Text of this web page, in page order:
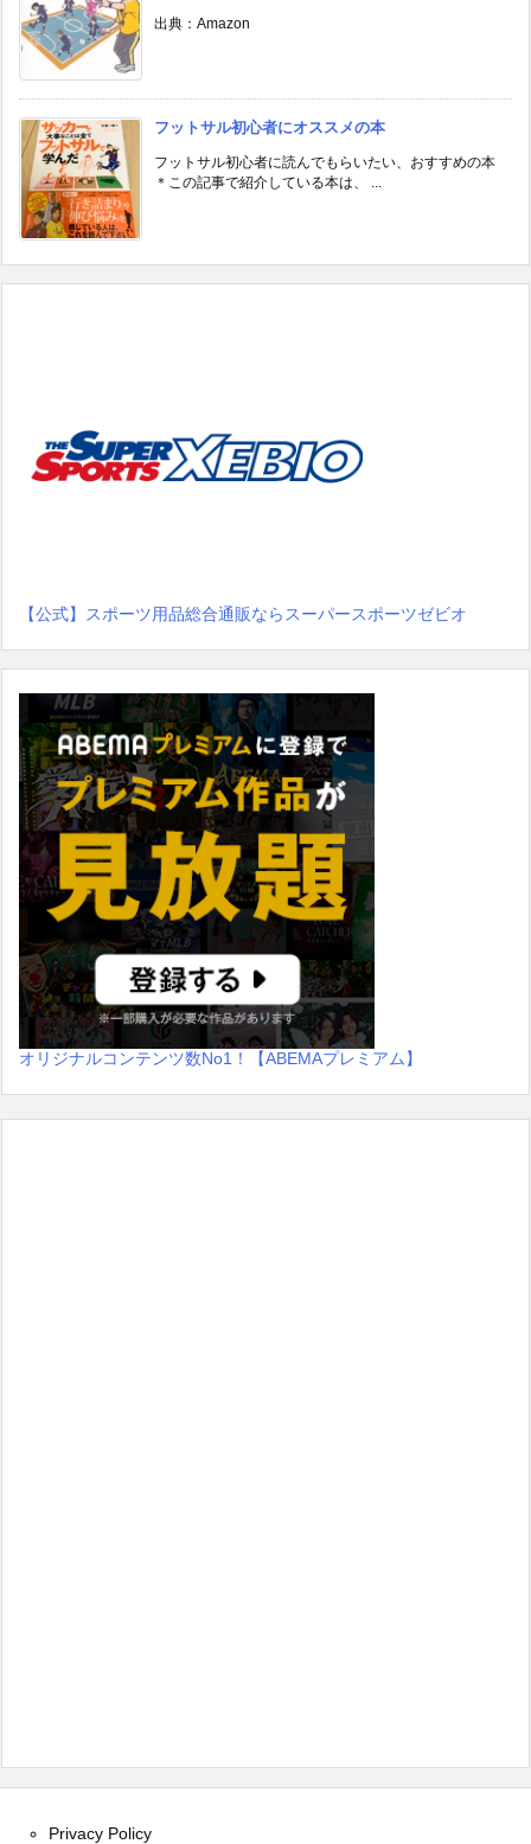
出典：Amazon
フットサル初心者にオススメの本
フットサル初心者に読んでもらいたい、おすすめの本
＊この記事で紹介している本は、 ...
【公式】スポーツ用品総合通販ならスーパースポーツゼビオ
オリジナルコンテンツ数No1！【ABEMAプレミアム】
Privacy Policy